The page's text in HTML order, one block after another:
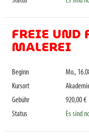
FREIE UND
MALEREI
Beginn
Mo.,
Kursort
Gebühr
920,00 €
Status
Es sind